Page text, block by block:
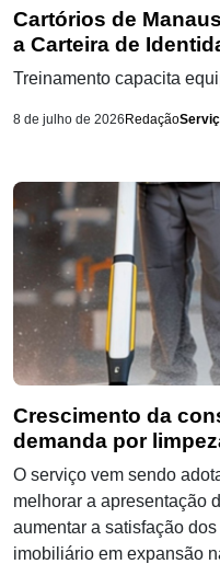
Cartórios de
a Carteira de
Treinamento capacita
8 de julho de 2026 Redação
Crescimento da
demanda por
O serviço vem sendo
melhorar a apresentação
aumentar a satisfação
imobiliário em expansão